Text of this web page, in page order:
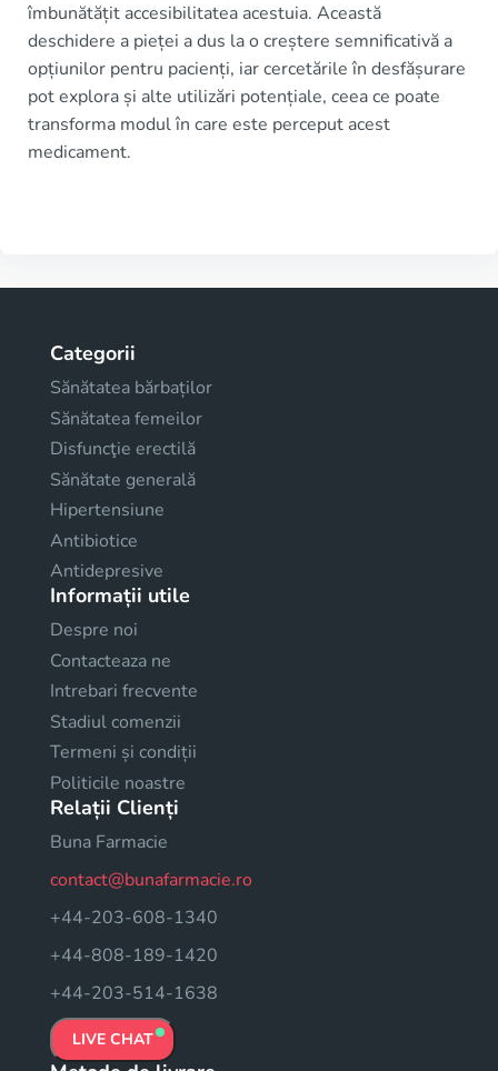
îmbunătățit accesibilitatea acestuia. Această
deschidere a pieței a dus la o creștere semnificativă a
opțiunilor pentru pacienți, iar cercetările în desfășurare
pot explora și alte utilizări potențiale, ceea ce poate
transforma modul în care este perceput acest
medicament.
Categorii
Sănătatea bărbaților
Sănătatea femeilor
Disfuncţie erectilă
Sănătate generală
Hipertensiune
Antibiotice
Antidepresive
Informații utile
Despre noi
Contacteaza ne
Intrebari frecvente
Stadiul comenzii
Termeni și condiții
Politicile noastre
Relații Clienți
Buna Farmacie
contact@bunafarmacie.ro
+44-203-608-1340
+44-808-189-1420
+44-203-514-1638
LIVE CHAT